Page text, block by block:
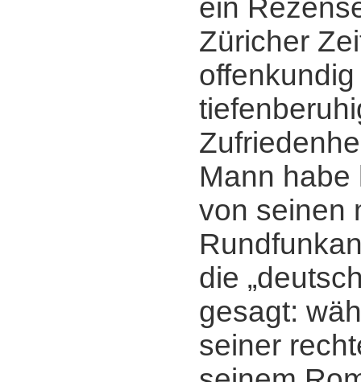
ein
Züricher
Mann
von seinen
die
gesagt:
seiner